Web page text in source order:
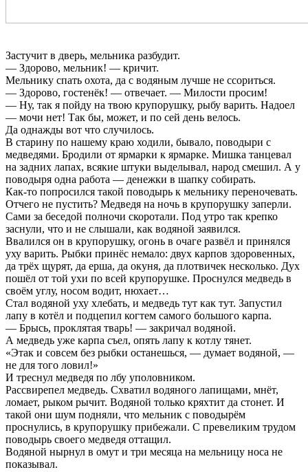
Застучит в дверь, мельника разбудит.
— Здорово, мельник! — кричит.
Мельнику спать охота, да с водяным лучше не ссориться.
— Здорово, гостенёк! — отвечает. — Милости просим!
— Ну, так я пойду на твою крупорушку, рыбу варить. Надоел
— мочи нет! Так бы, может, и по сей день велось.
Да однажды вот что случилось.
В старину по нашему краю ходили, бывало, поводыри с
медведями. Бродили от ярмарки к ярмарке. Мишка танцевал
на задних лапах, всякие штуки выделывал, народ смешил. А у
поводыря одна работа — денежки в шапку собирать.
Как-то попросился такой поводырь к мельнику переночевать.
Отчего не пустить? Медведя на ночь в крупорушку заперли.
Сами за беседой полночи скоротали. Под утро так крепко
заснули, что и не слышали, как водяной заявился.
Ввалился он в крупорушку, огонь в очаге развёл и принялся
уху варить. Рыбки принёс немало: двух карпов здоровенных,
да трёх щурят, да ерша, да окуня, да плотвичек несколько. Дух
пошёл от той ухи по всей крупорушке. Проснулся медведь в
своём углу, носом водит, нюхает…
Стал водяной уху хлебать, и медведь тут как тут. Запустил
лапу в котёл и подцепил когтем самого большого карпа.
— Брысь, проклятая тварь! — закричал водяной.
А медведь уже карпа съел, опять лапу к котлу тянет.
«Этак и совсем без рыбки останешься, — думает водяной, —
не для того ловил!»
И треснул медведя по лбу уполовником.
Рассвирепел медведь. Схватил водяного лапищами, мнёт,
ломает, рыком рычит. Водяной только кряхтит да стонет. И
такой они шум подняли, что мельник с поводырём
проснулись, в крупорушку прибежали. С превеликим трудом
поводырь своего медведя оттащил.
Водяной нырнул в омут и три месяца на мельницу носа не
показывал.